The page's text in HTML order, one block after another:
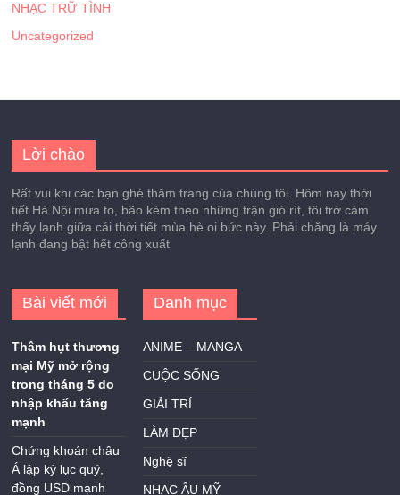
NHẠC TRỮ TÌNH
Uncategorized
Lời chào
Rất vui khi các bạn ghé thăm trang của chúng tôi. Hôm nay thời
tiết Hà Nội mưa to, bão kèm theo những trận gió rít, tôi trở cảm
thấy lạnh giữa cái thời tiết mùa hè oi bức này. Phải chăng là máy
lạnh đang bật hết công xuất
Bài viết mới
Thâm hụt thương
mại Mỹ mở rộng
trong tháng 5 do
nhập khẩu tăng
mạnh
Chứng khoán châu
Á lập kỷ lục quý,
đồng USD mạnh
Danh mục
ANIME – MANGA
CUỘC SỐNG
GIẢI TRÍ
LÀM ĐẸP
Nghệ sĩ
NHẠC ÂU MỸ